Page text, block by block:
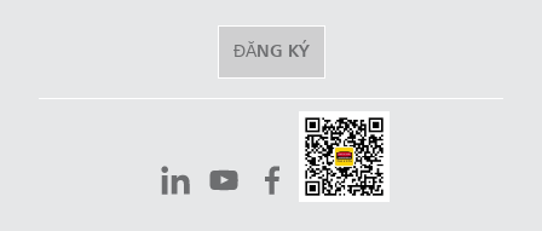
ĐĂNG KÝ